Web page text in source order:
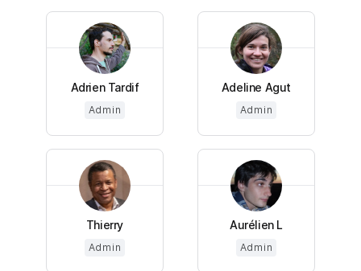
Adrien Tardif
Admin
Adeline Agut
Admin
Thierry
Admin
Aurélien L
Admin